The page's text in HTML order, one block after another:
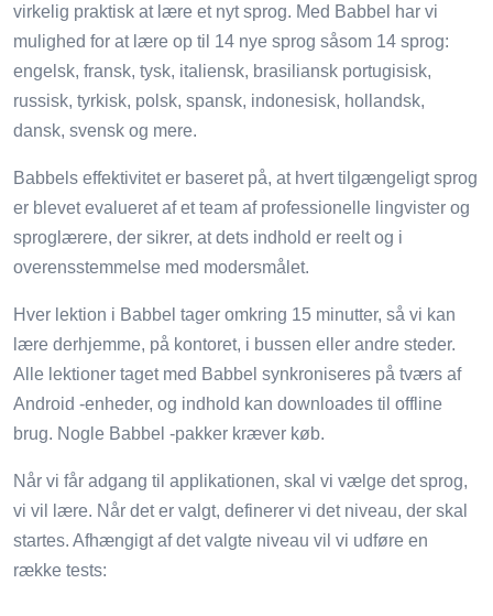
virkelig praktisk at lære et nyt sprog. Med Babbel har vi
mulighed for at lære op til 14 nye sprog såsom 14 sprog:
engelsk, fransk, tysk, italiensk, brasiliansk portugisisk,
russisk, tyrkisk, polsk, spansk, indonesisk, hollandsk,
dansk, svensk og mere.
Babbels effektivitet er baseret på, at hvert tilgængeligt sprog
er blevet evalueret af et team af professionelle lingvister og
sproglærere, der sikrer, at dets indhold er reelt og i
overensstemmelse med modersmålet.
Hver lektion i Babbel tager omkring 15 minutter, så vi kan
lære derhjemme, på kontoret, i bussen eller andre steder.
Alle lektioner taget med Babbel synkroniseres på tværs af
Android -enheder, og indhold kan downloades til offline
brug. Nogle Babbel -pakker kræver køb.
Når vi får adgang til applikationen, skal vi vælge det sprog,
vi vil lære. Når det er valgt, definerer vi det niveau, der skal
startes. Afhængigt af det valgte niveau vil vi udføre en
række tests: